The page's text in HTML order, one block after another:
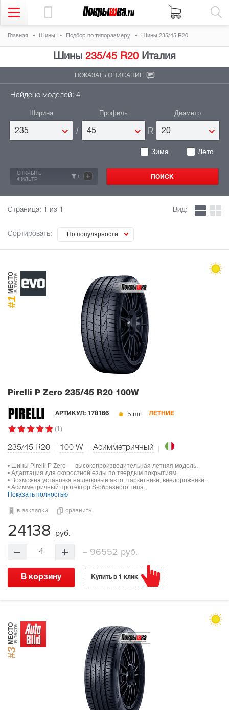
Главная Шины Подбор по типоразмеру Шины 235/45 R20
Шины 235/45 R20 Италия
ПОКАЗАТЬ ОПИСАНИЕ
Найдено моделей: 4
Ширина
235 /
Профиль
45 R
Диаметр
20
Зима Лето
ОТКРЫТЬ
ФИЛЬТР
1 +
Страница: 1 из 1
Сортировать: По популярности
Вид:
#1
МЕСТОв тесте
Pirelli P Zero 235/45 R20 100W
АРТИКУЛ: 178166 5 шт. ЛЕТНИЕ
(1)
235/45 R20 100 W Асимметричный
• Шины Pirelli P Zero — высокопроизводительная летняя модель.
• Адаптация для скоростной езды по твердым покрытиям.
• Возможна установка на легковые авто, паркетники, внедорожники.
• Асимметричный протектор S-образного типа.
Показать полностью
в закладки сравнить
24138 руб.
4 = 96552 руб.
В корзину Купить в 1 клик
#3
МЕСТОв тесте